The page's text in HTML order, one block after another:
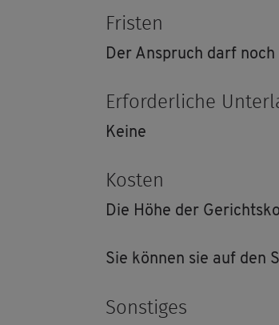
Fris­ten
Der An­spruch darf
Er­for­der­li­che
Keine
Kos­ten
Die Höhe der
Sie kön­nen sie auf den
Sons­ti­ges